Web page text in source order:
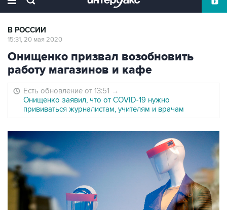
В РОССИИ
15:31, 20 мая 2020
Онищенко призвал возобновить
работу магазинов и кафе
Есть обновление от 13:51 →
Онищенко заявил, что от COVID-19 нужно
прививаться журналистам, учителям и врачам